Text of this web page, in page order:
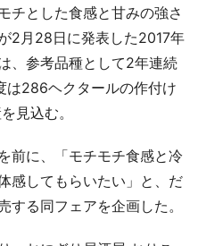
チとした食感と甘みの強さ
2月28日に発表した2017年
、参考品種として2年連続
は286ヘクタールの作付け
見込む。
前に、「モチモチ食感と冷
感してもらいたい」と、だ
する同フェアを企画した。